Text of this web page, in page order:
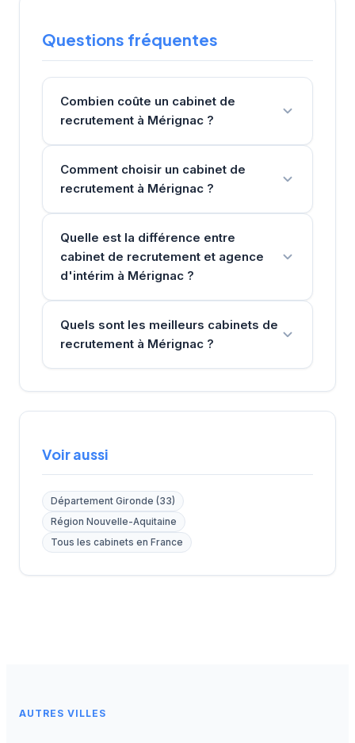
Questions fréquentes
Combien coûte un cabinet de
recrutement à Mérignac ?
Comment choisir un cabinet de
recrutement à Mérignac ?
Quelle est la différence entre
cabinet de recrutement et agence
d'intérim à Mérignac ?
Quels sont les meilleurs cabinets de
recrutement à Mérignac ?
Voir aussi
Département Gironde (33)
Région Nouvelle-Aquitaine
Tous les cabinets en France
AUTRES VILLES